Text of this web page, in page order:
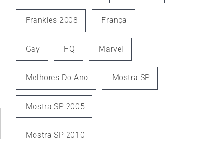
Frankies 2008 França
Gay HQ Marvel
Melhores Do Ano Mostra SP
Mostra SP 2005
Mostra SP 2010